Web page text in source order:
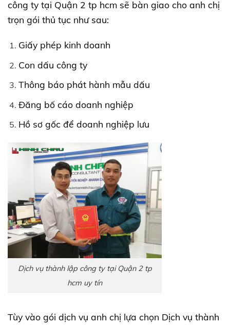
công ty tại Quận 2 tp hcm sẽ bàn giao cho anh chị
trọn gói thủ tục như sau:
Giấy phép kinh doanh
Con dấu công ty
Thông báo phát hành mẫu dấu
Đăng bố cáo doanh nghiệp
Hồ sơ gốc để doanh nghiệp lưu
Dịch vụ thành lập công ty tại Quận 2 tp
hcm uy tín
Tùy vào gói dịch vụ anh chị lựa chọn Dịch vụ thành